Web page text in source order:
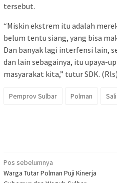
tersebut.
“Miskin ekstrem itu adalah
belum tentu siang, yang bisa
Dan banyak lagi interfensi lain,
dan lain sebagainya, itu upaya-
masyarakat kita,” tutur SDK. (Rls)
Pemprov Sulbar Polman
Navigasi
pos
Pos sebelumnya
Warga Tutar Polman Puji Kinerja